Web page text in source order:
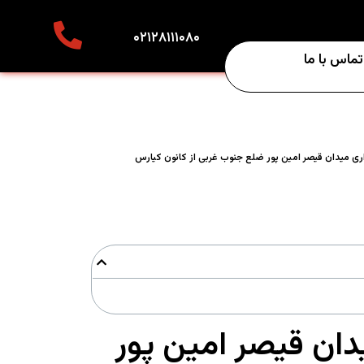
تماس با ما
۰۲۱۲۸۱۱۱۰۸۰
میدان قیصر امین پور ضلع جنوب غربی از کانون کیارس
قیصر امین پور